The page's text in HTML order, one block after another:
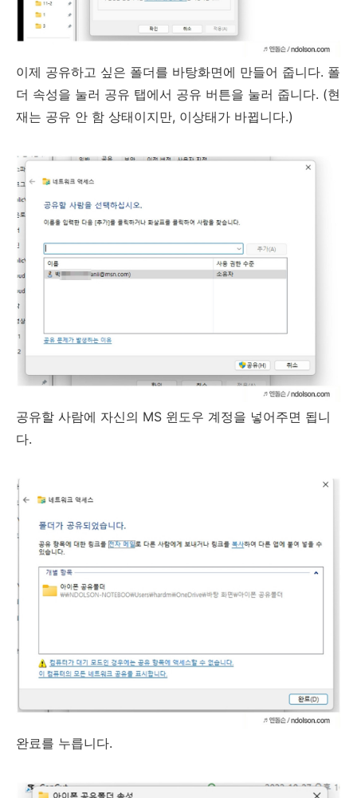
이제 공유하고 싶은 폴더를 바탕화면에 만들어 줍니다. 폴
더 속성을 눌러 공유 탭에서 공유 버튼을 눌러 줍니다. (현
재는 공유 안 함 상태이지만, 이상태가 바뀝니다.)
공유할 사람에 자신의 MS 윈도우 계정을 넣어주면 됩니
다.
완료를 누릅니다.